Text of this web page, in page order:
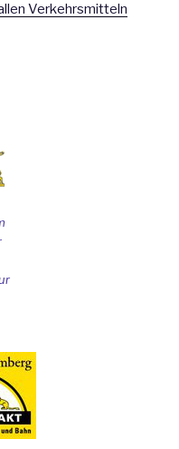
Verkehrsmitteln